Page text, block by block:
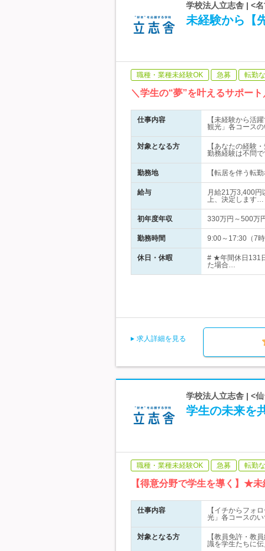
学校法人立志舎 | <
未経験から【
職種・業種未経験OK 急募 転勤
＼学生の“夢”を叶えるサポー
仕事内容
【未経験から活
観光」各コースの
対象となる方
【あなたの経験
勤務経験は不問
勤務地 【転居を伴う転
給与
月給21万3,400
上、決定します…
初年度年収 330万円～500万
勤務時間 9:00～17:30（7
休日・休暇
# ★年間休日131
た場合…
求人詳細を見る
学校法人立志舎 | <
学生の未来を
職種・業種未経験OK 急募 転勤
【得意分野で学生を導く】★
仕事内容
【イチからフォ
光」各コースのい
対象となる方
【教員免許・教
識を学生たちに